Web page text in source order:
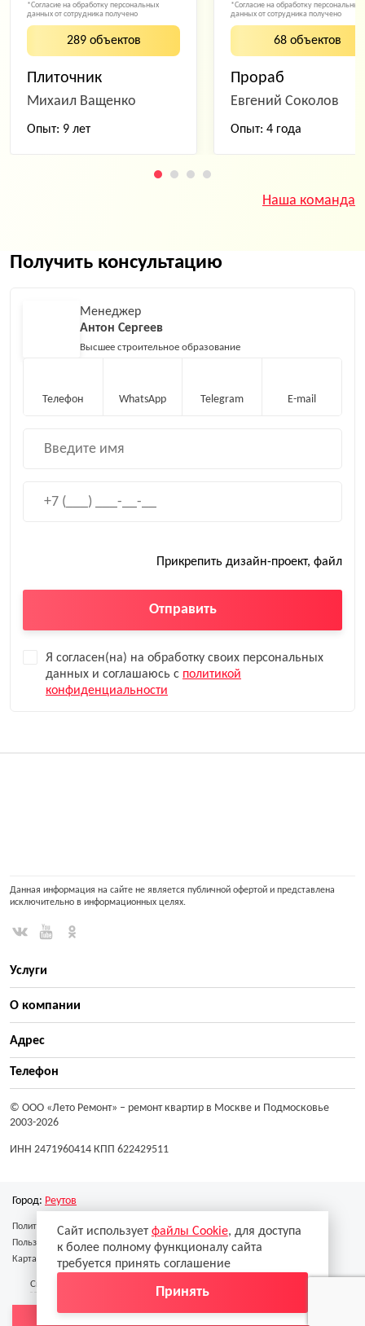
*Согласие на обработку персональных
данных от сотрудника получено
289 объектов
Плиточник
Михаил Ващенко
Опыт: 9 лет
*Согласие на обработку персональных
данных от сотрудника получено
68 объектов
Прораб
Евгений Соколов
Опыт: 4 года
Наша команда
Получить консультацию
Менеджер
Антон Сергеев
Высшее строительное образование
Телефон WhatsApp Telegram E-mail
Прикрепить дизайн-проект, файл
Отправить
Я согласен(на) на обработку своих персональных
данных и соглашаюсь с политикой
конфиденциальности
Данная информация на сайте не является публичной офертой и представлена
исключительно в информационных целях.
Услуги
О компании
Адрес
Телефон
© ООО «Лето Ремонт» – ремонт квартир в Москве и Подмосковье
2003-2026
ИНН 2471960414 КПП 622429511
Город: Реутов
Политика конфиденциальности
Пользовательское соглашение
Карта сайта
Скачать реквизиты Скачать образец договора
Сайт использует файлы Cookie, для доступа
к более полному функционалу сайта
требуется принять соглашение
Принять